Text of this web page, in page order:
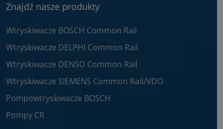
Znajdź nasze produkty
Wtryskiwacze BOSCH Common Rail
Wtryskiwacze DELPHI Common Rail
Wtryskiwacze DENSO Common Rail
Wtryskiwacze SIEMENS Common Rail/VDO
Pompowtryskiwacze BOSCH
Pompy CR